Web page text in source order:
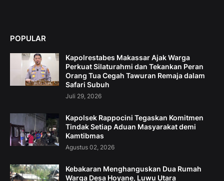
POPULAR
Kapolrestabes Makassar Ajak Warga
Perkuat Silaturahmi dan Tekankan Peran
Orang Tua Cegah Tawuran Remaja dalam
Safari Subuh
Juli 29, 2026
Kapolsek Rappocini Tegaskan Komitmen
Tindak Setiap Aduan Masyarakat demi
Kamtibmas
Agustus 02, 2026
Kebakaran Menghanguskan Dua Rumah
Warga Desa Hoyane, Luwu Utara